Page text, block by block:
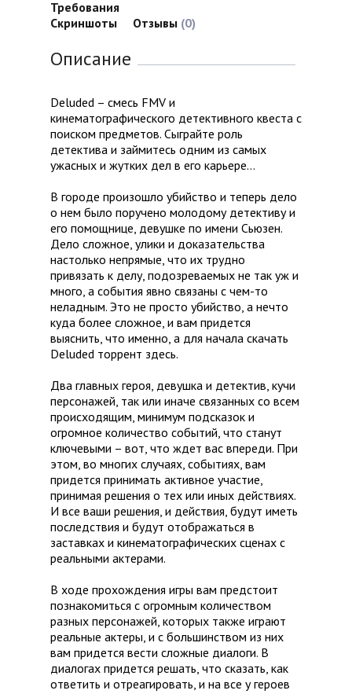
Требования
Скриншоты
Отзывы (0)
Описание
Deluded – смесь FMV и
кинематографического детективного квеста с
поиском предметов. Сыграйте роль
детектива и займитесь одним из самых
ужасных и жутких дел в его карьере…
В городе произошло убийство и теперь дело
о нем было поручено молодому детективу и
его помощнице, девушке по имени Сьюзен.
Дело сложное, улики и доказательства
настолько непрямые, что их трудно
привязать к делу, подозреваемых не так уж и
много, а события явно связаны с чем-то
неладным. Это не просто убийство, а нечто
куда более сложное, и вам придется
выяснить, что именно, а для начала скачать
Deluded торрент здесь.
Два главных героя, девушка и детектив, кучи
персонажей, так или иначе связанных со всем
происходящим, минимум подсказок и
огромное количество событий, что станут
ключевыми – вот, что ждет вас впереди. При
этом, во многих случаях, событиях, вам
придется принимать активное участие,
принимая решения о тех или иных действиях.
И все ваши решения, и действия, будут иметь
последствия и будут отображаться в
заставках и кинематографических сценах с
реальными актерами.
В ходе прохождения игры вам предстоит
познакомиться с огромным количеством
разных персонажей, которых также играют
реальные актеры, и с большинством из них
вам придется вести сложные диалоги. В
диалогах придется решать, что сказать, как
ответить и отреагировать, и на все у героев